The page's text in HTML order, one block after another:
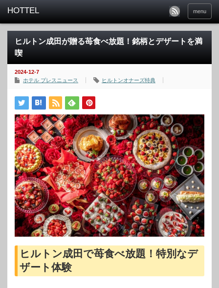
menu
ヒルトン成田が贈る苺食べ放題！銘柄とデザートを満
喫
2024-12-7
ホテル プレスニュース
ヒルトンオナーズ特典
ヒルトン成田で苺食べ放題！特別なデ
ザート体験